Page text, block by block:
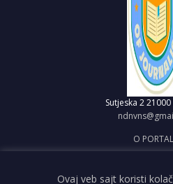
Sutjeska 2 21000
O
OBJAVI
Ovaj veb sajt koristi